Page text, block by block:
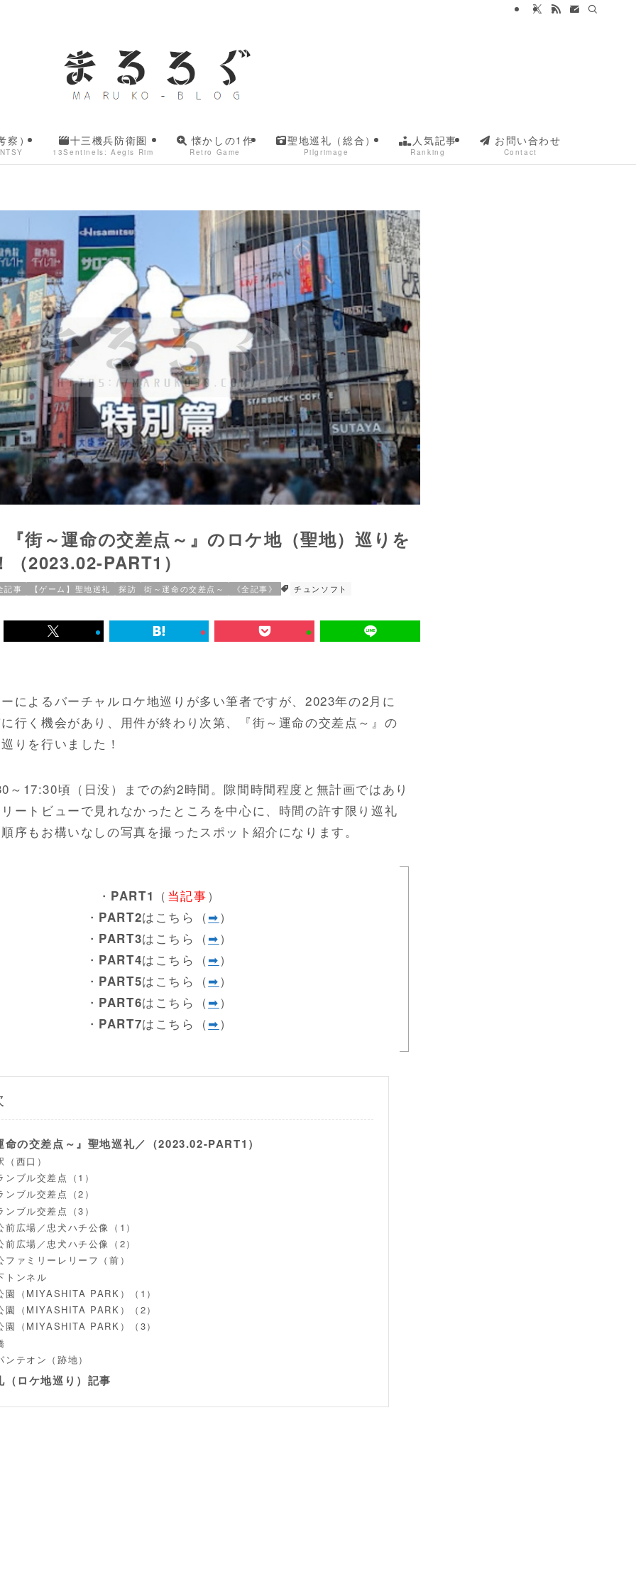
察） 十三機兵防衛圏
13Sentinels: Aegis Rim
懐かしの1作
Retro Game
聖地巡礼（総合）
Pilgrimage
人気記事
Ranking
お問い合わせ
Contact
『街～運命の交差点～』のロケ地（聖地）巡りを
2023.02-PART1）
記事 【ゲーム】聖地巡礼 探訪 街～運命の交差点～ 《全記事》 チュンソフト
によるバーチャルロケ地巡りが多い筆者ですが、2023年の2月に
行く機会があり、用件が終わり次第、『街～運命の交差点～』の
りを行いました！
～17:30頃（日没）までの約2時間。隙間時間程度と無計画ではあり
ートビューで見れなかったところを中心に、時間の許す限り巡礼
序もお構いなしの写真を撮ったスポット紹介になります。
・ PART1 （ 当記事）
・ PART2はこちら（➡）
・ PART3はこちら（➡）
・ PART4はこちら（➡）
・ PART5はこちら（➡）
・ PART6はこちら（➡）
・ PART7はこちら（➡）
命の交差点～』聖地巡礼／（2023.02-PART1）
（西口）
ンブル交差点（1）
ンブル交差点（2）
ンブル交差点（3）
前広場／忠犬ハチ公像（1）
前広場／忠犬ハチ公像（2）
ファミリーレリーフ（前）
トンネル
園（MIYASHITA PARK）（1）
園（MIYASHITA PARK）（2）
園（MIYASHITA PARK）（3）
ンテオン（跡地）
（ロケ地巡り）記事